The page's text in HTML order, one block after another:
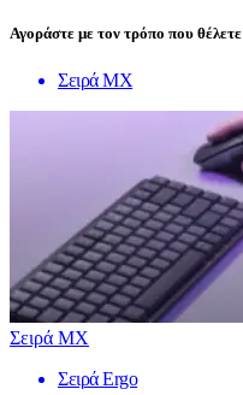
Αγοράστε με τον τρόπο που θέλετε
Σειρά MX
Σειρά MX
Σειρά Ergo